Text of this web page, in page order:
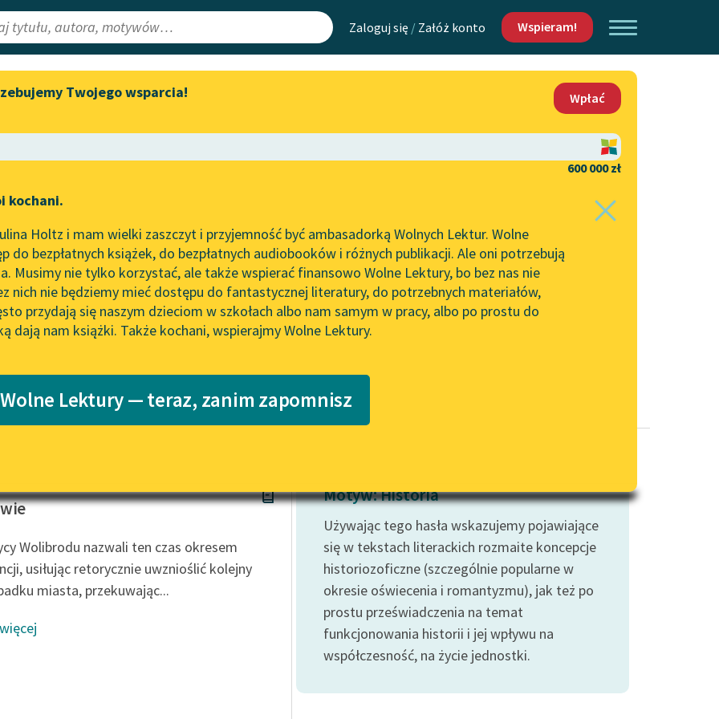
Zaloguj się / Załóż konto Wspieram!
Lektury
redakcyjne
Aktualności
„Prokurator Alicja Horn” do
literatury skandynawskiej
Spotkanie z Katarzyną Tunkiel
w Oslo
102. lata temu zmarł Joseph
Conrad
Lektury szkolne i klasyka
literatury do słuchania dla
E-kolekcja lektur szkolnych i
literatury do słuchania dla
niepełnosprawnościami
Feministyczne inspiracje.
Popularyzacja skandynawskiej
literatury feministycznej
Mapa Wolnych Lektur
Leśmianator
API
OAI-PMH
Widget Wolnych Lektur
Katalog
Katalog w formacie PDF
Kontakt
O projekcie
Zasady wykorzystania
Wolnych Lektur
Logotypy
Materiały promocyjne
wrażliwych
Deklaracja dostępności
Twojego wsparcia!
Wpłać
600 000 zł
kochani.
Holtz i mam wielki zaszczyt i przyjemność być ambasadorką Wolnych Lektur. Wolne
do bezpłatnych książek, do bezpłatnych audiobooków i różnych publikacji. Ale oni potrzebują
Musimy nie tylko korzystać, ale także wspierać finansowo Wolne Lektury, bo bez nas nie
nich nie będziemy mieć dostępu do fantastycznej literatury, do potrzebnych materiałów,
przydają się naszym dzieciom w szkołach albo nam samym w pracy, albo po prostu do
dają nam książki. Także kochani, wspierajmy Wolne Lektury.
Lektury — teraz, zanim zapomnisz
✖ Opowiadanie✖
Wolibrodu nazwali ten czas okresem
usiłując retorycznie uwznioślić kolejny
miasta, przekuwając...
Motyw: Historia
Używając tego hasła wskazujemy pojawiające
się w tekstach literackich rozmaite koncepcje
historiozoficzne (szczególnie popularne w
okresie oświecenia i romantyzmu), jak też po
prostu przeświadczenia na temat
funkcjonowania historii i jej wpływu na
współczesność, na życie jednostki.